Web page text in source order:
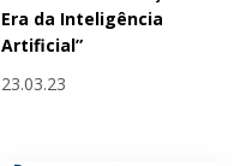
Era da Inteligência
Artificial”
23.03.23